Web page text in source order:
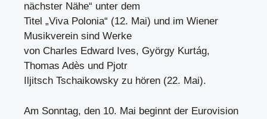
nächster Nähe“ unter dem
Titel „Viva Polonia“ (12. Mai) und im Wiener
Musikverein sind Werke
von Charles Edward Ives, György Kurtág,
Thomas Adès und Pjotr
Iljitsch Tschaikowsky zu hören (22. Mai).
Am Sonntag, den 10. Mai beginnt der Eurovision